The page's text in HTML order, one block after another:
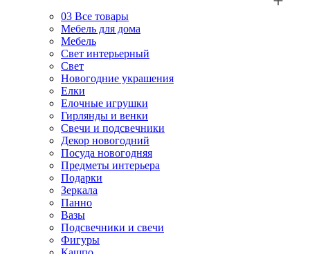
03 Все товары
Мебель для дома
Мебель
Свет интерьерный
Свет
Новогодние украшения
Елки
Елочные игрушки
Гирлянды и венки
Свечи и подсвечники
Декор новогодний
Посуда новогодняя
Предметы интерьера
Подарки
Зеркала
Панно
Вазы
Подсвечники и свечи
Фигуры